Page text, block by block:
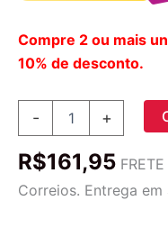
Compre 2 ou mais
10% de desconto.
-
490
-
+
R$161,95
Correios. Entrega em